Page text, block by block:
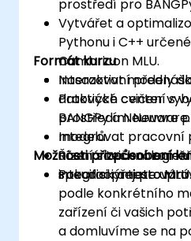
prostředí pro
Vytvářet a
Pythonu i C++
Cambricon MLU.
Nasazovat modely
datových center
prostředím Neuware.
Integrovat pracovní
učení s
specifickými pro
Formát kurzu
Interaktivní
Praktické cvičení s
BANGPy a Neuware
modelů.
Řízená cvičení
integraci a testování
Možnosti přizpůsobení
Pokud si přejete
podle konkrétního
zařízení či vašich
a domluvíme se na